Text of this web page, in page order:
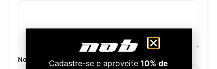
Nome Cadastre-se e aproveite 10% de